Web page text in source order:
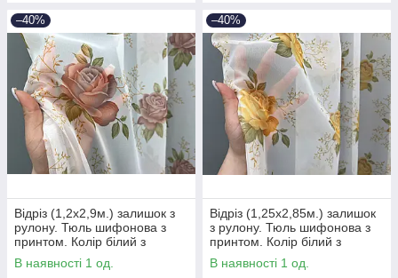
–40%
Відріз (1,2х2,9м.) залишок з
рулону. Тюль шифонова з
принтом. Колір білий з
пудровим. Код 1808ту 00-987
В наявності 1 од.
–40%
Відріз (1,25х2,85м.) залишок
з рулону. Тюль шифонова з
принтом. Колір білий з
помаранчевим. Код 1807ту
00-0075
В наявності 1 од.